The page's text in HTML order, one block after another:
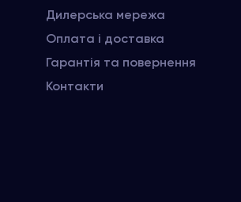
Дилерська мережа
Оплата і доставка
Гарантія та повернення
Контакти